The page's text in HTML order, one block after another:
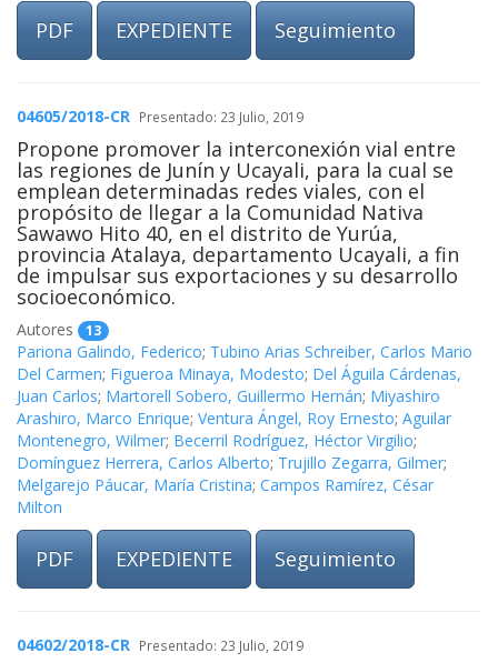
PDF EXPEDIENTE Seguimiento
04605/2018-CR Presentado: 23 Julio, 2019
Propone promover la interconexión vial entre
las regiones de Junín y Ucayali, para la cual se
emplean determinadas redes viales, con el
propósito de llegar a la Comunidad Nativa
Sawawo Hito 40, en el distrito de Yurúa,
provincia Atalaya, departamento Ucayali, a fin
de impulsar sus exportaciones y su desarrollo
socioeconómico.
Autores 13
Pariona Galindo, Federico; Tubino Arias Schreiber, Carlos Mario
Del Carmen; Figueroa Minaya, Modesto; Del Águila Cárdenas,
Juan Carlos; Martorell Sobero, Guillermo Hernán; Miyashiro
Arashiro, Marco Enrique; Ventura Ángel, Roy Ernesto; Aguilar
Montenegro, Wilmer; Becerril Rodríguez, Héctor Virgilio;
Domínguez Herrera, Carlos Alberto; Trujillo Zegarra, Gilmer;
Melgarejo Páucar, María Cristina; Campos Ramírez, César
Milton
PDF EXPEDIENTE Seguimiento
04602/2018-CR Presentado: 23 Julio, 2019